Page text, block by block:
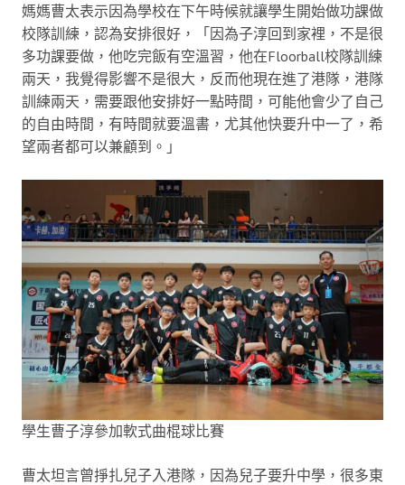
媽媽曹太表示因為學校在下午時候就讓學生開始做功課做
校隊訓練，認為安排很好，「因為子淳回到家裡，不是很
多功課要做，他吃完飯有空溫習，他在Floorball校隊訓練
兩天，我覺得影響不是很大，反而他現在進了港隊，港隊
訓練兩天，需要跟他安排好一點時間，可能他會少了自己
的自由時間，有時間就要溫書，尤其他快要升中一了，希
望兩者都可以兼顧到。」
學生曹子淳參加軟式曲棍球比賽
曹太坦言曾掙扎兒子入港隊，因為兒子要升中學，很多東